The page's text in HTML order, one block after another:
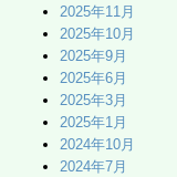
2025年11月
2025年10月
2025年9月
2025年6月
2025年3月
2025年1月
2024年10月
2024年7月